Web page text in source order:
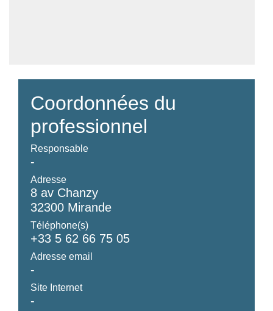
Coordonnées du
professionnel
Responsable
-
Adresse
8 av Chanzy
32300 Mirande
Téléphone(s)
+33 5 62 66 75 05
Adresse email
-
Site Internet
-